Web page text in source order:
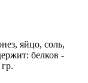
яйцо, соль,
белков -